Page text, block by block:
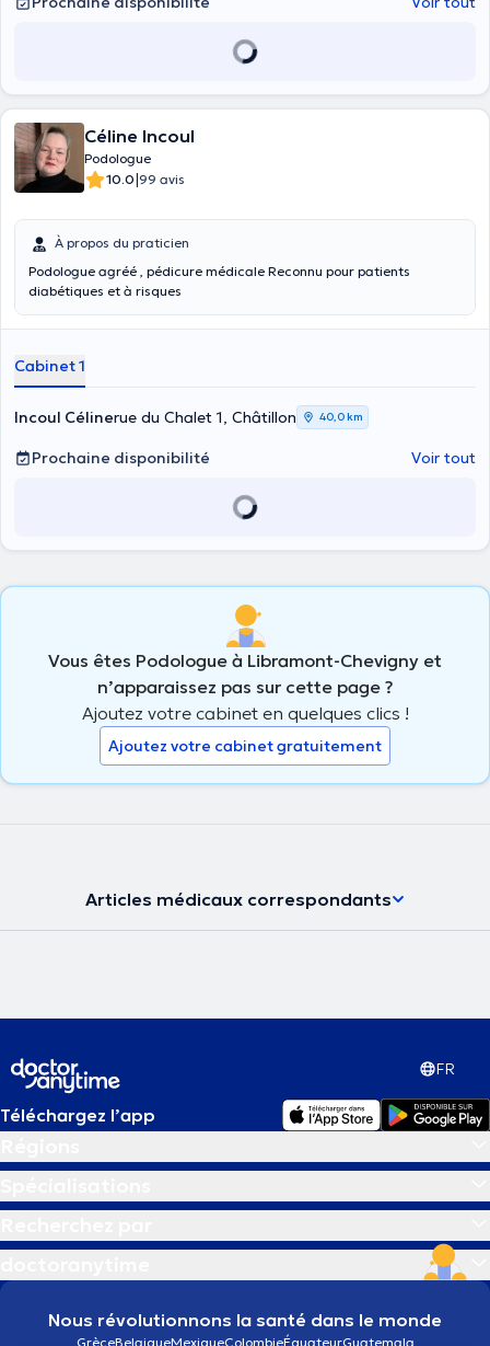
Céline Incoul
Podologue
10.0|99 avis
À propos du praticien
Podologue agréé , pédicure médicale Reconnu pour patients
diabétiques et à risques
Cabinet 1
Incoul Célinerue du Chalet 1, Châtillon 40,0 km
Prochaine disponibilité Voir tout
Vous êtes Podologue à Libramont-Chevigny et
n’apparaissez pas sur cette page ?
Ajoutez votre cabinet en quelques clics !
Ajoutez votre cabinet gratuitement
Articles médicaux correspondants
FR
Téléchargez l’app
Nous révolutionnons la santé dans le monde
GrèceBelgiqueMexiqueColombieÉquateurGuatemala